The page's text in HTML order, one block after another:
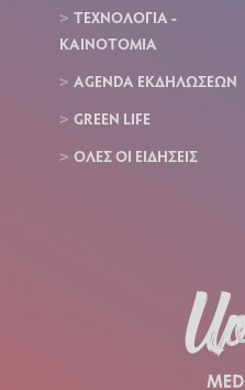
ΤΕΧΝΟΛΟΓΙΑ -
ΚΑΙΝΟΤΟΜΙΑ
AGENDA ΕΚΔΗΛΩΣΕΩΝ
GREEN LIFE
ΟΛΕΣ ΟΙ ΕΙΔΗΣΕΙΣ